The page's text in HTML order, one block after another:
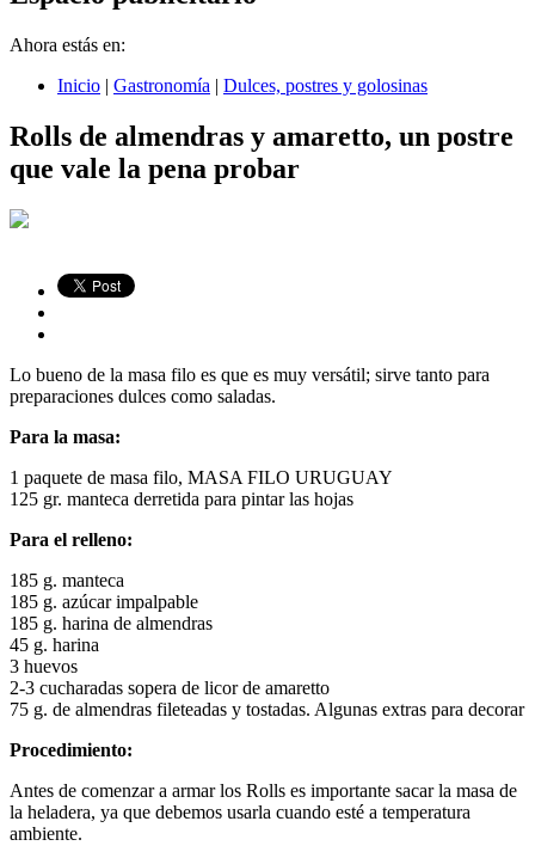
Ahora estás en:
Inicio | Gastronomía | Dulces, postres y golosinas
Rolls de almendras y amaretto, un postre
que vale la pena probar
Lo bueno de la masa filo es que es muy versátil; sirve tanto para
preparaciones dulces como saladas.
Para la masa:
1 paquete de masa filo, MASA FILO URUGUAY
125 gr. manteca derretida para pintar las hojas
Para el relleno:
185 g. manteca
185 g. azúcar impalpable
185 g. harina de almendras
45 g. harina
3 huevos
2-3 cucharadas sopera de licor de amaretto
75 g. de almendras fileteadas y tostadas. Algunas extras para decorar
Procedimiento:
Antes de comenzar a armar los Rolls es importante sacar la masa de
la heladera, ya que debemos usarla cuando esté a temperatura
ambiente.